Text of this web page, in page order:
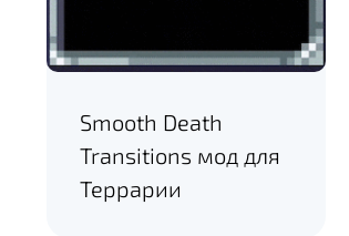
Smooth Death
Transitions мод для
Террарии